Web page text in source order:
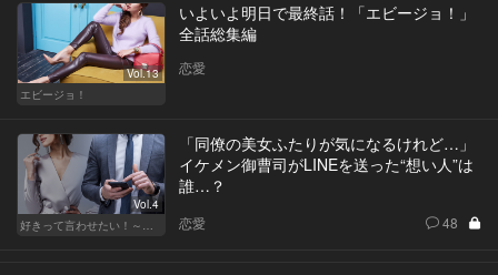
Vol.13
エビージョ！
いよいよ明日で最終話！「エビージョ！」
全話総集編
恋愛
Vol.4
好きって言わせたい！～正反対のふたり～
「同僚の美女ふたりが気になるけれど…」
イケメン御曹司がLINEを送った“想い人”は
誰…？
恋愛 48